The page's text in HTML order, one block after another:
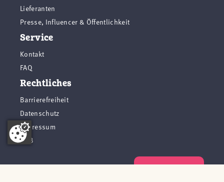
Lieferanten
Presse, Influencer & Öffentlichkeit
Service
Kontakt
FAQ
Rechtliches
Barrierefreiheit
Datenschutz
Impressum
AGB